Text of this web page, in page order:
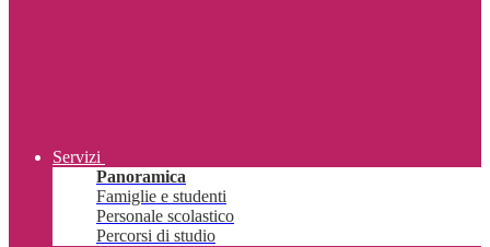
Servizi
Panoramica
Famiglie e studenti
Personale scolastico
Percorsi di studio